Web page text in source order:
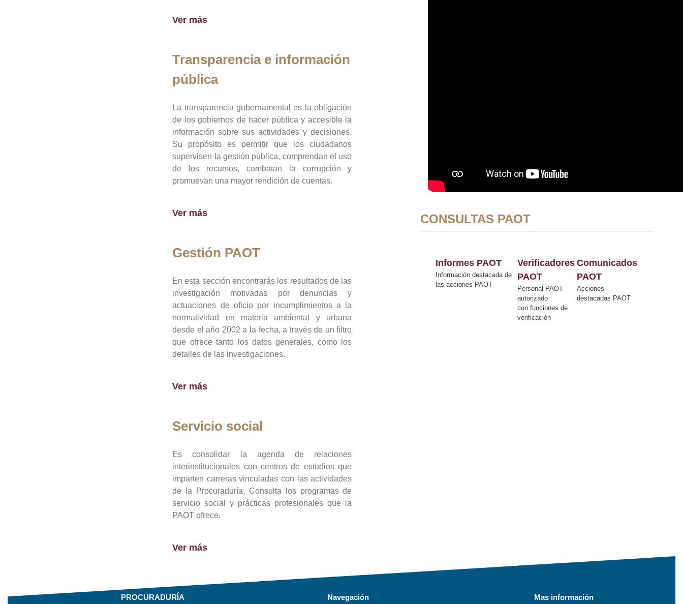
Ver más
Transparencia e información
pública
La transparencia gubernamental es la obligación
de los gobiernos de hacer pública y accesible la
información sobre sus actividades y decisiones.
Su propósito es permitir que los ciudadanos
supervisen la gestión pública, comprendan el uso
de los recursos, combatan la corrupción y
promuevan una mayor rendición de cuentas.
Ver más
Gestión PAOT
En esta sección encontrarás los resultados de las
investigación motivadas por denuncias y
actuaciones de oficio por incumplimientos a la
normatividad en materia ambiental y urbana
desde el año 2002 a la fecha, a través de un filtro
que ofrece tanto los datos generales, como los
detalles de las investigaciones.
Ver más
Servicio social
Es consolidar la agenda de relaciones
interinstitucionales con centros de estudios que
imparten carreras vinculadas con las actividades
de la Procuraduría, Consulta los programas de
servicio social y prácticas profesionales que la
PAOT ofrece.
Ver más
CONSULTAS PAOT
Informes PAOT
Información destacada de
las acciones PAOT
Verificadores
PAOT
Personal PAOT
autorizado
con funciones de
verificación
Comunicados
PAOT
Acciones
destacadas PAOT
PROCURADURÍA Navegación Mas información